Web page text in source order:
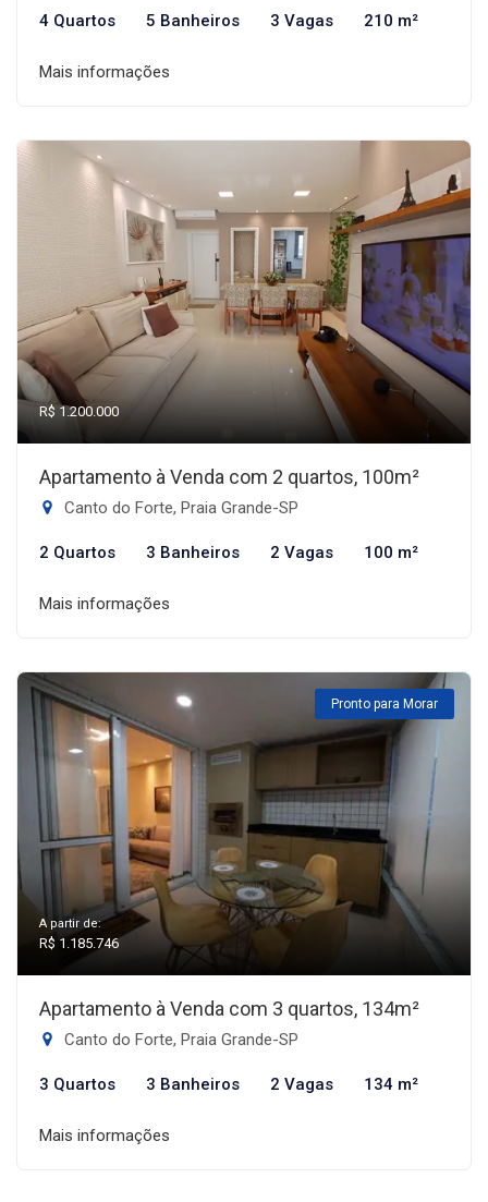
4 Quartos 5 Banheiros 3 Vagas 210 m²
Mais informações
R$ 1.200.000
Apartamento à Venda com 2 quartos, 100m²
Canto do Forte, Praia Grande-SP
2 Quartos 3 Banheiros 2 Vagas 100 m²
Mais informações
Pronto para Morar
A partir de:
R$ 1.185.746
Apartamento à Venda com 3 quartos, 134m²
Canto do Forte, Praia Grande-SP
3 Quartos 3 Banheiros 2 Vagas 134 m²
Mais informações